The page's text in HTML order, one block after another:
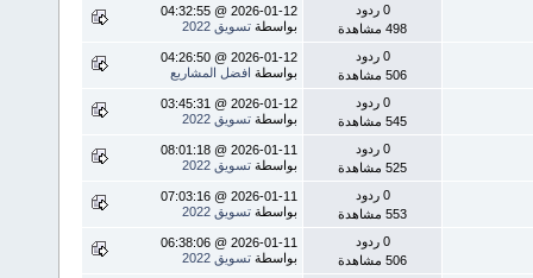
0 ردود
498 مشاهدة
2026-01-12 @ 04:32:55
بواسطة تسويق 2022
0 ردود
506 مشاهدة
2026-01-12 @ 04:26:50
بواسطة افضل المشاريع
0 ردود
545 مشاهدة
2026-01-12 @ 03:45:31
بواسطة تسويق 2022
0 ردود
525 مشاهدة
2026-01-11 @ 08:01:18
بواسطة تسويق 2022
0 ردود
553 مشاهدة
2026-01-11 @ 07:03:16
بواسطة تسويق 2022
0 ردود
506 مشاهدة
2026-01-11 @ 06:38:06
بواسطة تسويق 2022